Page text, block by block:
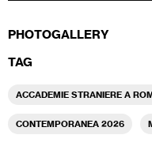
PHOTOGALLERY
TAG
ACCADEMIE STRANIERE A
CONTEMPORANEA 2026